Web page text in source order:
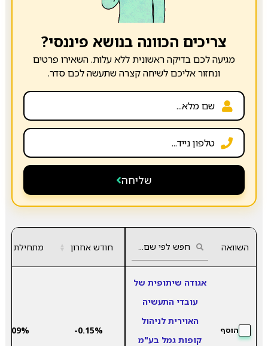
צריכים הכוונה בנושא פיננסי?
מגיעה לכם בדיקה ראשונית ללא עלות. השאירו פרטים
ונחזור אליכם לשיחה קצרה שתעשה לכם סדר.
שליחה
השוואה חודש אחרון ▲
▼ מתחילת
הוסף
אגודה שיתופית של
עובדי התעשיה
האוירית לניהול
קופות גמל בע"מ
-0.15%
4.09%